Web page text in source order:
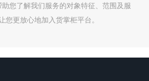
您了解我们服务的对象特征、范围及服
您更放心地加入货掌柜平台。